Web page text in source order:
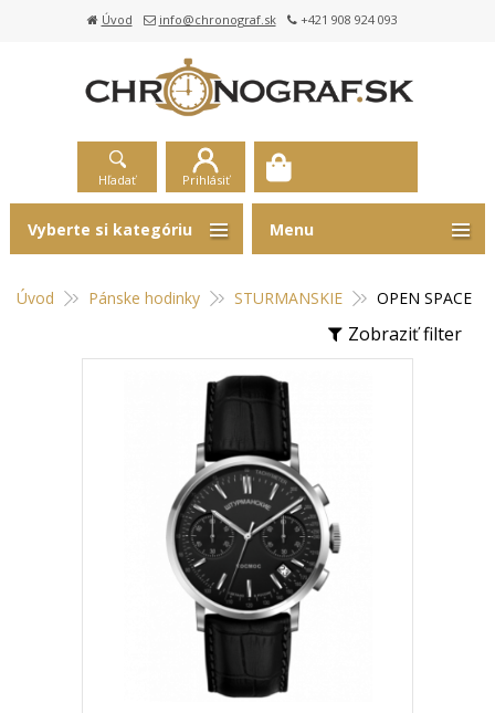
Úvod info@chronograf.sk +421 908 924 093
Hľadať Prihlásiť
Úvod Pánske hodinky STURMANSKIE OPEN SPACE
Zobraziť filter
Vyberte si kategóriu Menu